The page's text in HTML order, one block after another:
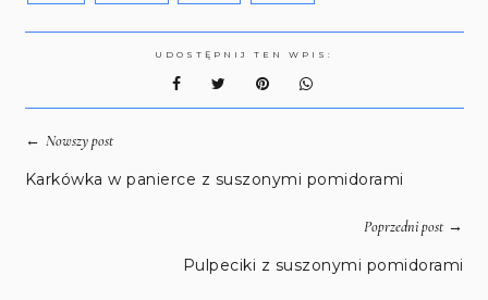
UDOSTĘPNIJ TEN WPIS:
← Nowszy post
Karkówka w panierce z suszonymi pomidorami
Poprzedni post→
Pulpeciki z suszonymi pomidorami